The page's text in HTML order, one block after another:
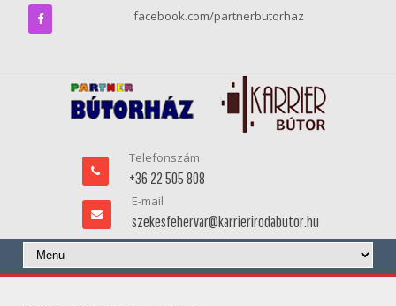
facebook.com/partnerbutorhaz
Telefonszám
+36 22 505 808
E-mail
szekesfehervar@karrierirodabutor.hu